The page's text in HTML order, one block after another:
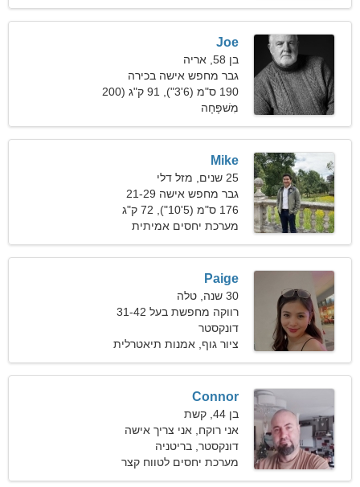
Joe
בן 58, אריה
גבר מחפש אישה בכירה
190 ס"מ (6'3"), 91 ק"ג (200
פאונד)
מִשׁפָּחָה
Mike
25 שנים, מזל דלי
גבר מחפש אישה 21-29
176 ס"מ (5'10"), 72 ק"ג
(158 פאונד)
מערכת יחסים אמיתית
Paige
30 שנה, טלה
רווקה מחפשת בעל 31-42
דונקסטר
ציור גוף, אמנות תיאטרלית
Connor
בן 44, קשת
אני רוקח, אני צריך אישה
רגישה
דונקסטר, בריטניה
מערכת יחסים לטווח קצר